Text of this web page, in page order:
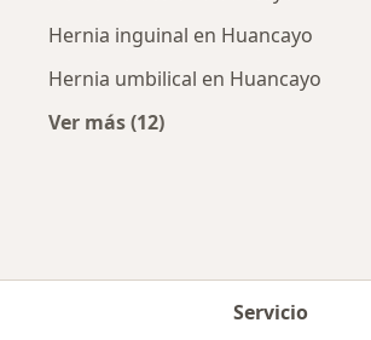
Hernia inguinal en Huancayo
Hernia umbilical en Huancayo
Ver más (12)
Servicio